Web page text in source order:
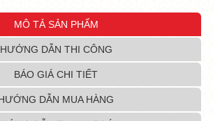
MÔ TẢ SẢN PHẨM
HƯỚNG DẪN THI CÔNG
BÁO GIÁ CHI TIẾT
DẪN MUA HÀNG